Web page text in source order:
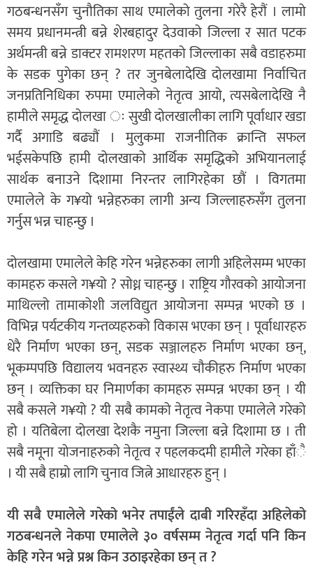
गठबन्धनसँग चुनौतिका साथ एमालेको तुलना गरेरै हेरौं । लामो
समय प्रधानमन्त्री बन्ने शेरबहादुर देउवाको जिल्ला र सात पटक
अर्थमन्त्री बन्ने डाक्टर रामशरण महतको जिल्लाका सबै वडाहरुमा
के सडक पुगेका छन् ? तर जुनबेलादेखि दोलखामा निर्वाचित
जनप्रतिनिधिका रुपमा एमालेको नेतृत्व आयो, त्यसबेलादेखि नै
हामीले समृद्ध दोलखा ः सुखी दोलखालीका लागि पूर्वाधार खडा
गर्दै अगाडि बढ्यौं । मुलुकमा राजनीतिक क्रान्ति सफल
भईसकेपछि हामी दोलखाको आर्थिक समृद्धिको अभियानलाई
सार्थक बनाउने दिशामा निरन्तर लागिरहेका छौं । विगतमा
एमालेले के ग¥यो भन्नेहरुका लागी अन्य जिल्लाहरुसँग तुलना
गर्नुस भन्न चाहन्छु ।
दोलखामा एमालेले केहि गरेन भन्नेहरुका लागी अहिलेसम्म भएका
कामहरु कसले ग¥यो ? सोध्न चाहन्छु । राष्ट्रिय गौरवको आयोजना
माथिल्लो तामाकोशी जलविद्युत आयोजना सम्पन्न भएको छ ।
विभिन्न पर्यटकीय गन्तव्यहरुको विकास भएका छन् । पूर्वाधारहरु
धेरै निर्माण भएका छन्, सडक सञ्जालहरु निर्माण भएका छन्,
भूकम्पपछि विद्यालय भवनहरु स्वास्थ्य चौकीहरु निर्माण भएका
छन् । व्यक्तिका घर निमार्णका कामहरु सम्पन्न भएका छन् । यी
सबै कसले ग¥यो ? यी सबै कामको नेतृत्व नेकपा एमालेले गरेको
हो । यतिबेला दोलखा देशकै नमुना जिल्ला बन्ने दिशामा छ । ती
सबै नमूना योजनाहरुको नेतृत्व र पहलकदमी हामीले गरेका हाँै
। यी सबै हाम्रो लागि चुनाव जित्ने आधारहरु हुन् ।
यी सबै एमालेले गरेको भनेर तपाईंले दाबी गरिरहँदा अहिलेको
गठबन्धनले नेकपा एमालेले ३० वर्षसम्म नेतृत्व गर्दा पनि किन
केहि गरेन भन्ने प्रश्न किन उठाइरहेका छन् त ?